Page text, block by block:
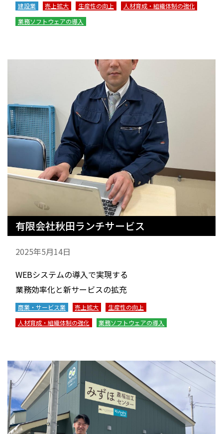
建設業 売上拡大 生産性の向上
人材育成・組織体制の強化
業務ソフトウェアの導入
有限会社秋田ランチサービス
2025年5月14日
WEBシステムの導入で実現する
業務効率化と新サービスの拡充
商業・サービス業 売上拡大
生産性の向上
人材育成・組織体制の強化
業務ソフトウェアの導入